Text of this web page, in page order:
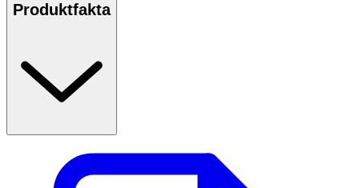
Produktfakta